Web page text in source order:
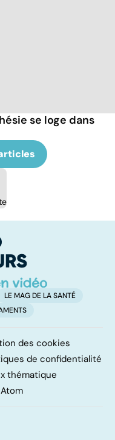
se loge dans
LE MAG DE LA SANTÉ
des cookies
de confidentialité
thématique